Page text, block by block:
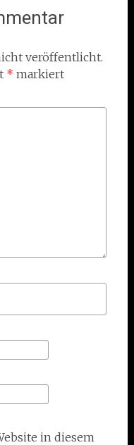
veröffentlicht.
* markiert
in diesem